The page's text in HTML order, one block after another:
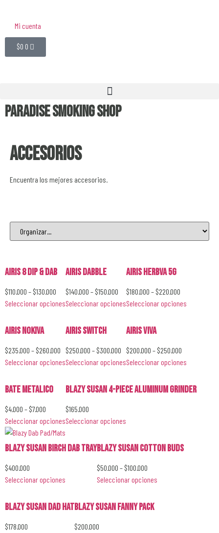
Mi cuenta
$0 0
Paradise Smoking Shop
Accesorios
Encuentra los mejores accesorios.
Airis 8 Dip & Dab
$110.000 – $130.000
Seleccionar opciones
Airis Dabble
$140.000 – $150.000
Seleccionar opciones
Airis Herbva 5G
$180.000 – $220.000
Seleccionar opciones
Airis Nokiva
$235.000 – $260.000
Seleccionar opciones
Airis Switch
$250.000 – $300.000
Seleccionar opciones
Airis Viva
$200.000 – $250.000
Seleccionar opciones
Bate Metalico
$4.000 – $7.000
Seleccionar opciones
Blazy Susan 4-Piece Aluminum Grinder
$165.000
Seleccionar opciones
Blazy Susan Birch Dab Tray
$400.000
Seleccionar opciones
Blazy Susan Cotton Buds
$50.000 – $100.000
Seleccionar opciones
Blazy Susan Dad Hat
$178.000
Blazy Susan Fanny Pack
$200.000